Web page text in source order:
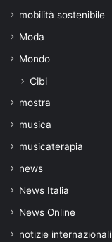
mobilità sostenibile
Moda
Mondo
Cibi
mostra
musica
musicaterapia
news
News Italia
News Online
notizie internazionali